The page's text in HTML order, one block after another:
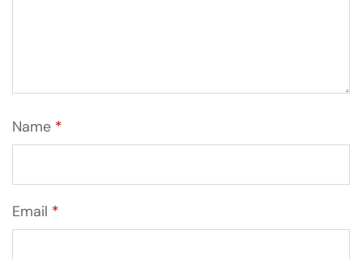
Name *
Email *